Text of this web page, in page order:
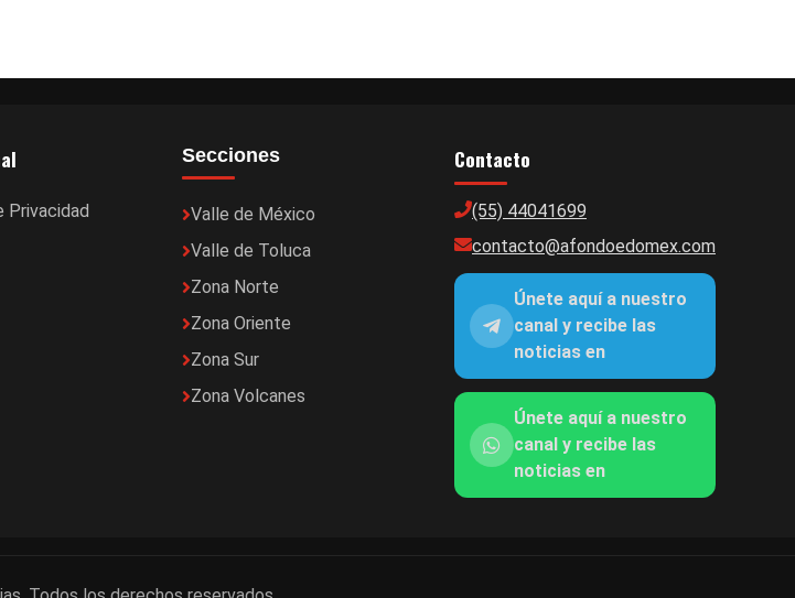
Privacidad
Secciones
Valle de México
Valle de Toluca
Zona Norte
Zona Oriente
Zona Sur
Zona Volcanes
Contacto
(55) 44041699
contacto@afondoedomex.com
Únete aquí a nuestro
canal y recibe las
noticias en
Únete aquí a nuestro
canal y recibe las
noticias en